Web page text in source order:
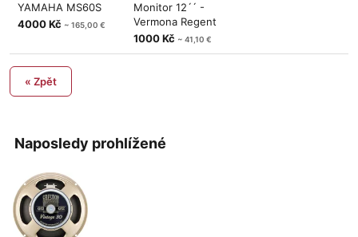
Naposledy prohlížené
YAMAHA MS60S
4000 Kč ~ 165,00 €
Monitor 12´´ -
Vermona Regent
1000 Kč ~ 41,10 €
« Zpět